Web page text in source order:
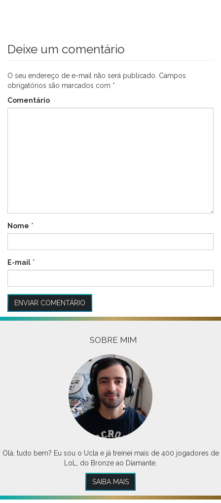
Deixe um comentário
O seu endereço de e-mail não será publicado. Campos
obrigatórios são marcados com *
Comentário
Nome *
E-mail *
SOBRE MIM
Olá, tudo bem? Eu sou o Ucla e já treinei mais de 400 jogadores de
LoL, do Bronze ao Diamante.
SAIBA MAIS